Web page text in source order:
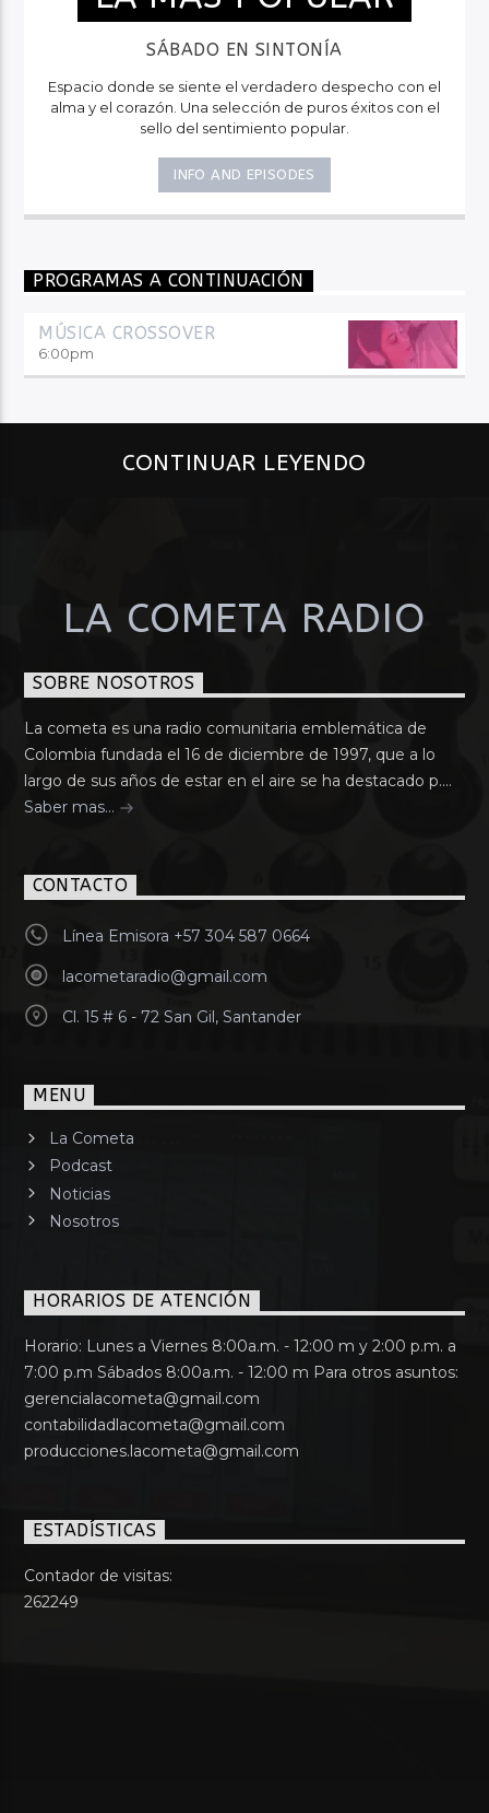
SÁBADO EN SINTONÍA
Espacio donde se siente el verdadero despecho con el
alma y el corazón. Una selección de puros éxitos con el
sello del sentimiento popular.
INFO AND EPISODES
PROGRAMAS A CONTINUACIÓN
MÚSICA CROSSOVER
6:00pm
CONTINUAR LEYENDO
LA COMETA RADIO
SOBRE NOSOTROS
La cometa es una radio comunitaria emblemática de
Colombia fundada el 16 de diciembre de 1997, que a lo
largo de sus años de estar en el aire se ha destacado p....
Saber mas...
CONTACTO
Línea Emisora +57 304 587 0664
lacometaradio@gmail.com
Cl. 15 # 6 - 72 San Gil, Santander
MENU
La Cometa
Podcast
Noticias
Nosotros
HORARIOS DE ATENCIÓN
Horario: Lunes a Viernes 8:00a.m. - 12:00 m y 2:00 p.m. a
7:00 p.m Sábados 8:00a.m. - 12:00 m Para otros asuntos:
gerencialacometa@gmail.com
contabilidadlacometa@gmail.com
producciones.lacometa@gmail.com
ESTADÍSTICAS
Contador de visitas:
262249